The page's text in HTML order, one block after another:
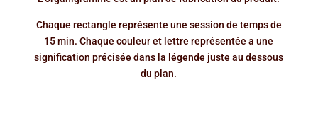
Chaque rectangle représente une session de temps de
15 min. Chaque couleur et lettre représentée a une
signification précisée dans la légende juste au dessous
du plan.